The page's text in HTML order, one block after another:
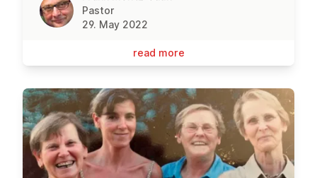
Pastor
29. May 2022
read more